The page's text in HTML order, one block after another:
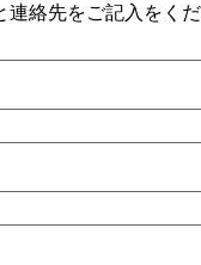
絡先をご記入をく